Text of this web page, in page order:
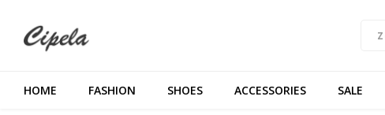
HOME FASHION SHOES ACCESSORIES SALE